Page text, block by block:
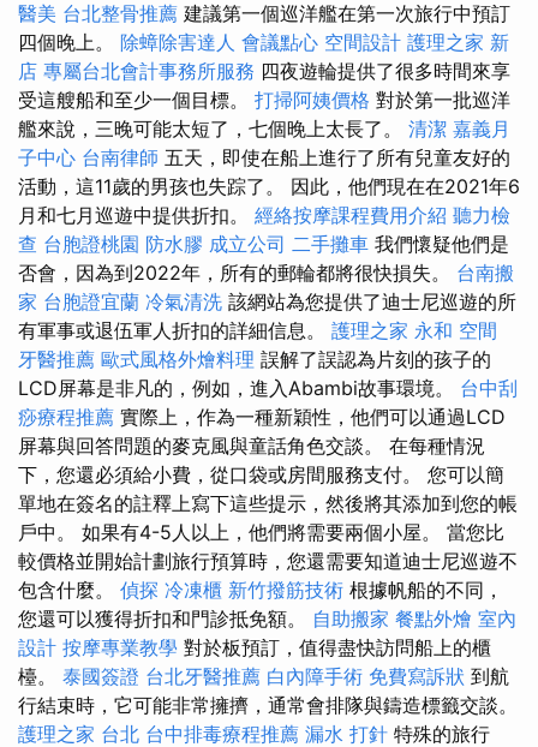
醫美 台北整骨推薦 建議第一個巡洋艦在第一次旅行中預訂
四個晚上。 除蟑除害達人 會議點心 空間設計 護理之家 新
店 專屬台北會計事務所服務 四夜遊輪提供了很多時間來享
受這艘船和至少一個目標。 打掃阿姨價格 對於第一批巡洋
艦來說，三晚可能太短了，七個晚上太長了。 清潔 嘉義月
子中心 台南律師 五天，即使在船上進行了所有兒童友好的
活動，這11歲的男孩也失踪了。 因此，他們現在在2021年6
月和七月巡遊中提供折扣。 經絡按摩課程費用介紹 聽力檢
查 台胞證桃園 防水膠 成立公司 二手攤車 我們懷疑他們是
否會，因為到2022年，所有的郵輪都將很快損失。 台南搬
家 台胞證宜蘭 冷氣清洗 該網站為您提供了迪士尼巡遊的所
有軍事或退伍軍人折扣的詳細信息。 護理之家 永和 空間
牙醫推薦 歐式風格外燴料理 誤解了誤認為片刻的孩子的
LCD屏幕是非凡的，例如，進入Abambi故事環境。 台中刮
痧療程推薦 實際上，作為一種新穎性，他們可以通過LCD
屏幕與回答問題的麥克風與童話角色交談。 在每種情況
下，您還必須給小費，從口袋或房間服務支付。 您可以簡
單地在簽名的註釋上寫下這些提示，然後將其添加到您的帳
戶中。 如果有4-5人以上，他們將需要兩個小屋。 當您比
較價格並開始計劃旅行預算時，您還需要知道迪士尼巡遊不
包含什麼。 偵探 冷凍櫃 新竹撥筋技術 根據帆船的不同，
您還可以獲得折扣和門診抵免額。 自助搬家 餐點外燴 室內
設計 按摩專業教學 對於板預訂，值得盡快訪問船上的櫃
檯。 泰國簽證 台北牙醫推薦 白內障手術 免費寫訴狀 到航
行結束時，它可能非常擁擠，通常會排隊與鑄造標籤交談。
護理之家 台北 台中排毒療程推薦 漏水 打針 特殊的旅行